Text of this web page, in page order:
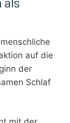
auf die
der
Schlaf